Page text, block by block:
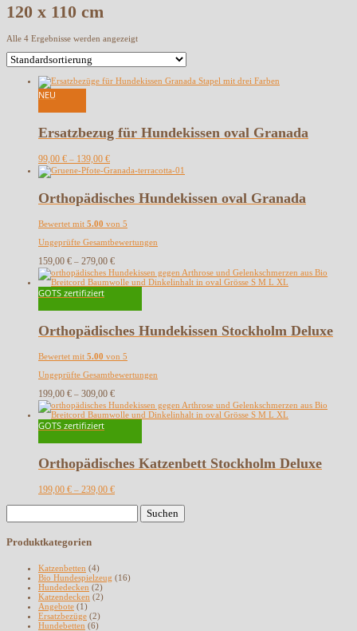
120 x 110 cm
Alle 4 Ergebnisse werden angezeigt
NEU
Ersatzbezug für Hundekissen oval Granada
99,00 € – 139,00 €
Orthopädisches Hundekissen oval Granada
Bewertet mit 5.00 von 5
Ungeprüfte Gesamtbewertungen
159,00 € – 279,00 €
GOTS zertifiziert
Orthopädisches Hundekissen Stockholm Deluxe
Bewertet mit 5.00 von 5
Ungeprüfte Gesamtbewertungen
199,00 € – 309,00 €
GOTS zertifiziert
Orthopädisches Katzenbett Stockholm Deluxe
199,00 € – 239,00 €
Suchen
Produktkategorien
Katzenbetten (4)
Bio Hundespielzeug (16)
Hundedecken (2)
Katzendecken (2)
Angebote (1)
Ersatzbezüge (2)
Hundebetten (6)